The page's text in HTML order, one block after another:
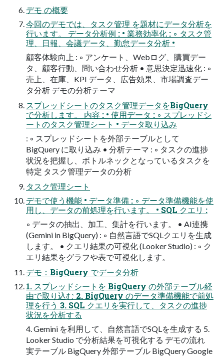
デモ の概要
今回のデモでは、タスク管理 を題材にデータ分析を
行います。 データ分析例 : • 業務効率化 : ◦ タスク管
理、日報、会議データ、勤怠データ分析 •
顧客体験向上 : ◦ アンケート、Webログ、購買デー
タ、顧客行動、問い合わせ分析 • 意思決定迅速化 : ◦
売上、在庫、KPI データ、広告効果、市場調査デー
タ分析 デモの分析テーマ
スプレッドシートのタスク管理データをBigQuery
で分析します。 内容 : • 使用データ : ◦ スプレッドシ
ートのタスク管理シート • データ取り込み
: ◦ スプレッドシートを外部テーブルとして
BigQuery に取り込み • 分析テーマ : ◦ タスクの進捗
状況を把握し、ボトルネックとなっているタスクを
特定 タスク管理データの分析
タスク管理シート
デモで使う機能 • データ準備 : ◦ データ準備機能を使
用し、データの前処理を行います。 • SQL クエリ :
◦ データの抽出、加工、集計を行います。 • AI連携
(Gemini in BigQuery) : ◦ 自然言語でSQLクエリを生成
します。 • クエリ結果の可視化 (Looker Studio) : ◦ ク
エリ結果をグラフや表で可視化します。
デモ：BigQuery でデータ分析
1. スプレッドシートを BigQuery の外部テーブル経
由で取り込む 2. BigQuery のデータ準備機能で前処
理を行う 3. SQL クエリを実行して、タスクの進捗
状況を分析する
4. Gemini を利用して、自然言語でSQLを生成する 5.
Looker Studio で分析結果を可視化する デモの流れ
実テーブル BigQuery 外部テーブル BigQuery Google